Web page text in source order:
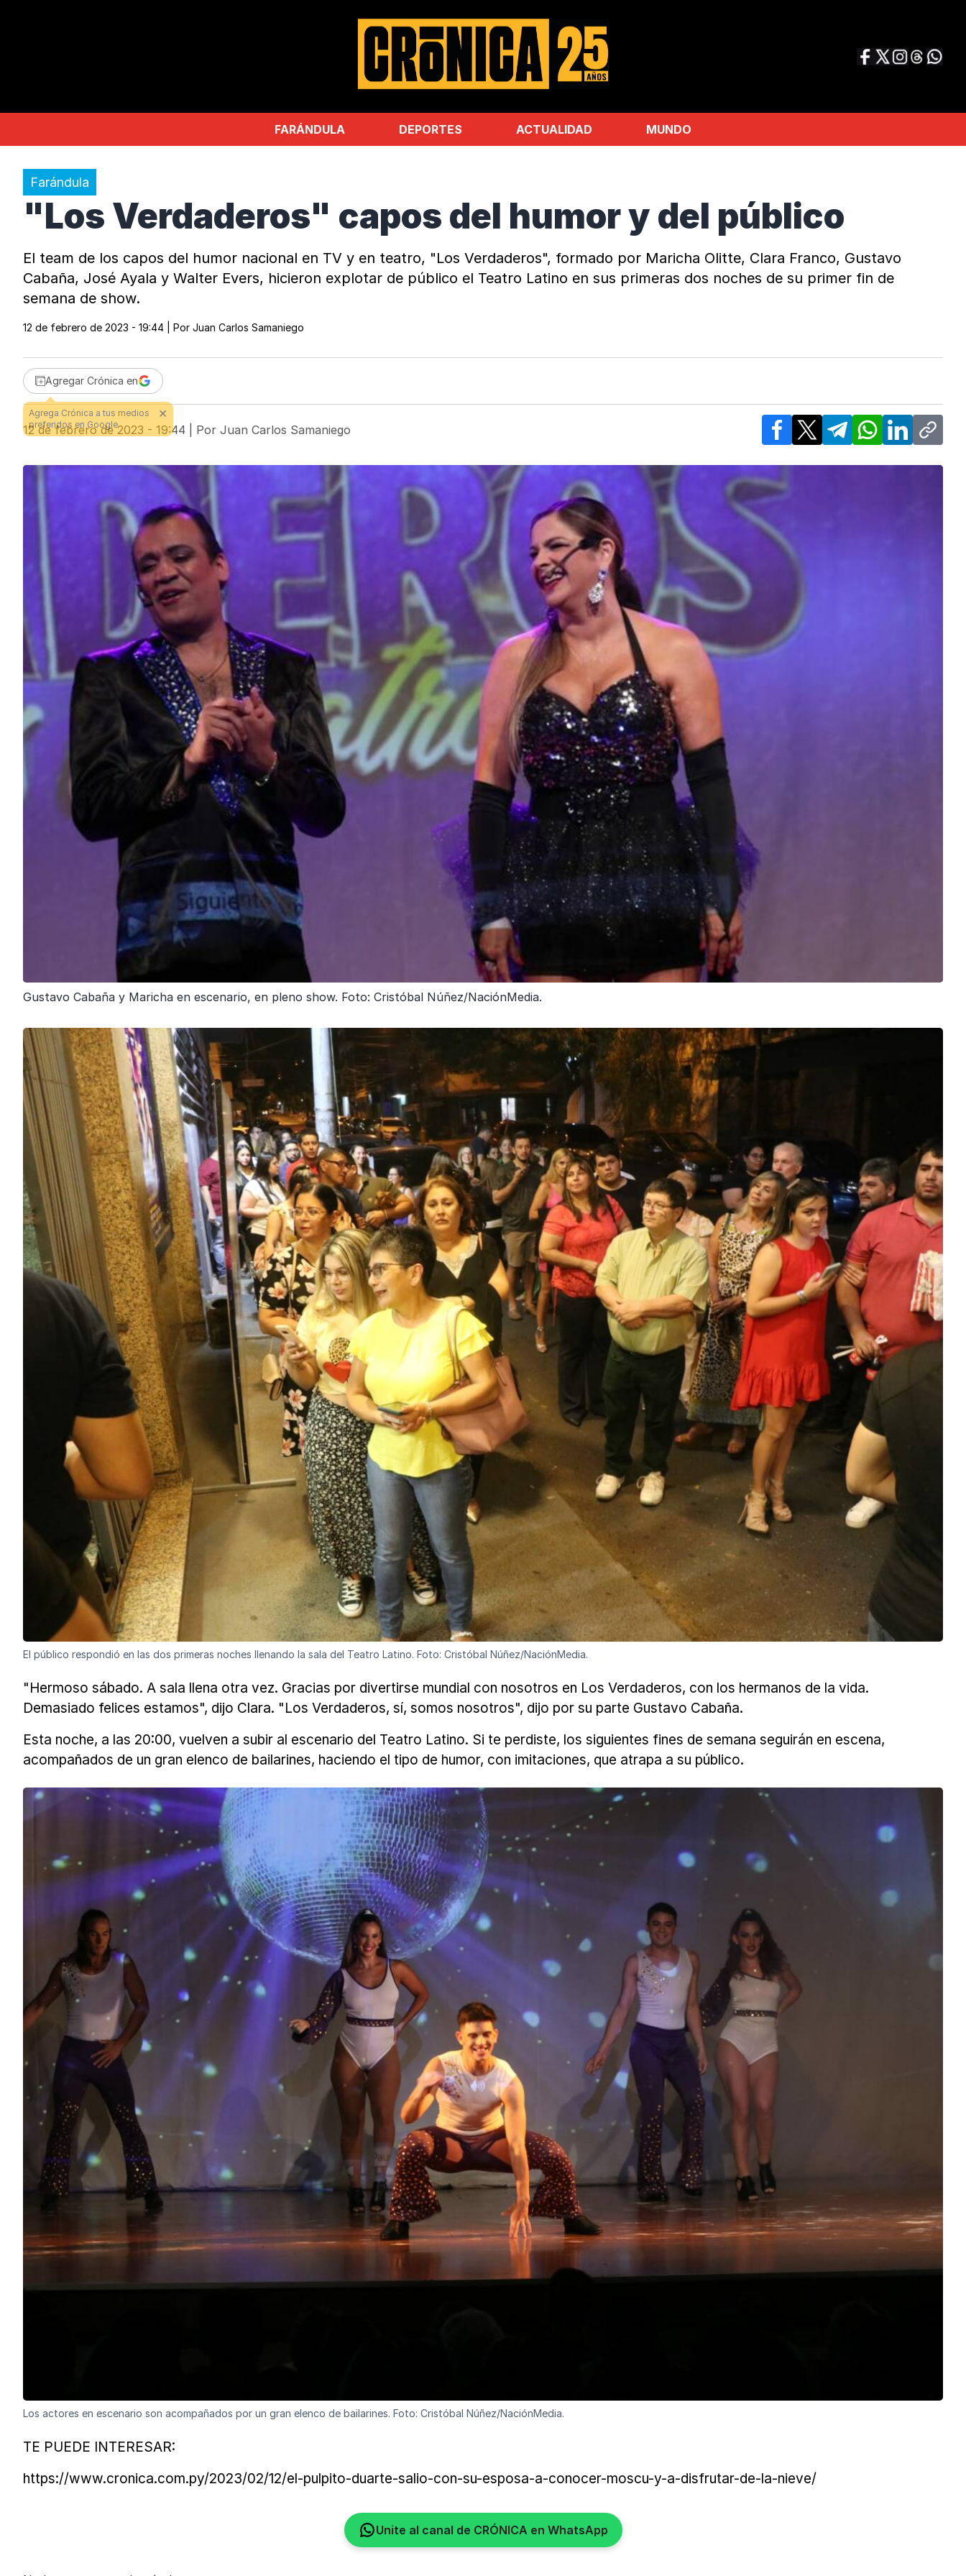
FARÁNDULA DEPORTES ACTUALIDAD MUNDO
Farándula
"Los Verdaderos" capos del humor y del público
El team de los capos del humor nacional en TV y en teatro, "Los Verdaderos", formado por Maricha Olitte, Clara Franco, Gustavo
Cabaña, José Ayala y Walter Evers, hicieron explotar de público el Teatro Latino en sus primeras dos noches de su primer fin de
semana de show.
12 de febrero de 2023 - 19:44 | Por Juan Carlos Samaniego
Agregar Crónica en
12 de febrero de 2023 - 19:44 | Por Juan Carlos Samaniego
Facebook
X TelegramWhatsApp
LinkedInCopy
Gustavo Cabaña y Maricha en escenario, en pleno show. Foto: Cristóbal Núñez/NaciónMedia.
El público respondió en las dos primeras noches llenando la sala del Teatro Latino. Foto: Cristóbal Núñez/NaciónMedia.
"Hermoso sábado. A sala llena otra vez. Gracias por divertirse mundial con nosotros en Los Verdaderos, con los hermanos de la vida.
Demasiado felices estamos", dijo Clara. "Los Verdaderos, sí, somos nosotros", dijo por su parte Gustavo Cabaña.
Esta noche, a las 20:00, vuelven a subir al escenario del Teatro Latino. Si te perdiste, los siguientes fines de semana seguirán en escena,
acompañados de un gran elenco de bailarines, haciendo el tipo de humor, con imitaciones, que atrapa a su público.
Los actores en escenario son acompañados por un gran elenco de bailarines. Foto: Cristóbal Núñez/NaciónMedia.
TE PUEDE INTERESAR:
https://www.cronica.com.py/2023/02/12/el-pulpito-duarte-salio-con-su-esposa-a-conocer-moscu-y-a-disfrutar-de-la-nieve/
Unite al canal de CRÓNICA en WhatsApp